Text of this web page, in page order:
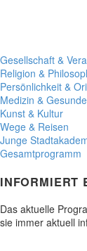
Gesellschaft &
Religion &
Persönlichkeit &
Medizin &
Kunst & Kultur
Wege & Reisen
Junge
Gesamtprogramm
INFORMIERT
Das aktuelle
sie immer aktuell